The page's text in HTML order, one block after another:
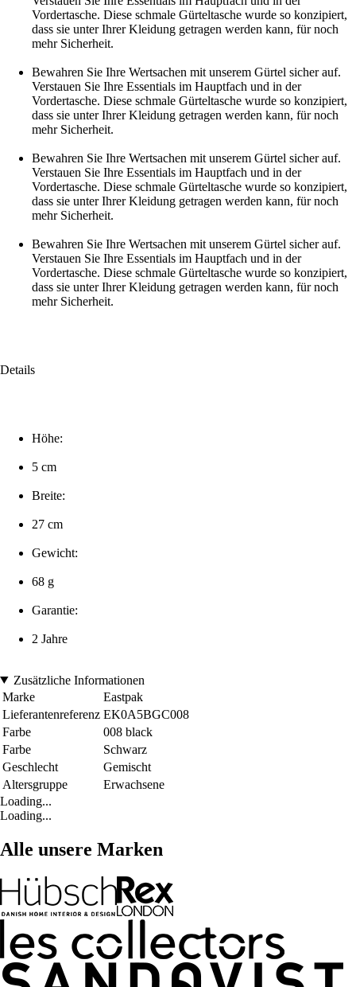
Vordertasche. Diese schmale Gürteltasche wurde so konzipiert,
dass sie unter Ihrer Kleidung getragen werden kann, für noch
mehr Sicherheit.
Bewahren Sie Ihre Wertsachen mit unserem Gürtel sicher auf.
Verstauen Sie Ihre Essentials im Hauptfach und in der
Vordertasche. Diese schmale Gürteltasche wurde so konzipiert,
dass sie unter Ihrer Kleidung getragen werden kann, für noch
mehr Sicherheit.
Bewahren Sie Ihre Wertsachen mit unserem Gürtel sicher auf.
Verstauen Sie Ihre Essentials im Hauptfach und in der
Vordertasche. Diese schmale Gürteltasche wurde so konzipiert,
dass sie unter Ihrer Kleidung getragen werden kann, für noch
mehr Sicherheit.
Bewahren Sie Ihre Wertsachen mit unserem Gürtel sicher auf.
Verstauen Sie Ihre Essentials im Hauptfach und in der
Vordertasche. Diese schmale Gürteltasche wurde so konzipiert,
dass sie unter Ihrer Kleidung getragen werden kann, für noch
mehr Sicherheit.
Details
Höhe:
5 cm
Breite:
27 cm
Gewicht:
68 g
Garantie:
2 Jahre
Zusätzliche Informationen
Marke
Eastpak
Lieferantenreferenz EK0A5BGC008
Farbe
008 black
Farbe
Schwarz
Geschlecht
Gemischt
Altersgruppe
Erwachsene
Loading...
Loading...
Alle unsere Marken